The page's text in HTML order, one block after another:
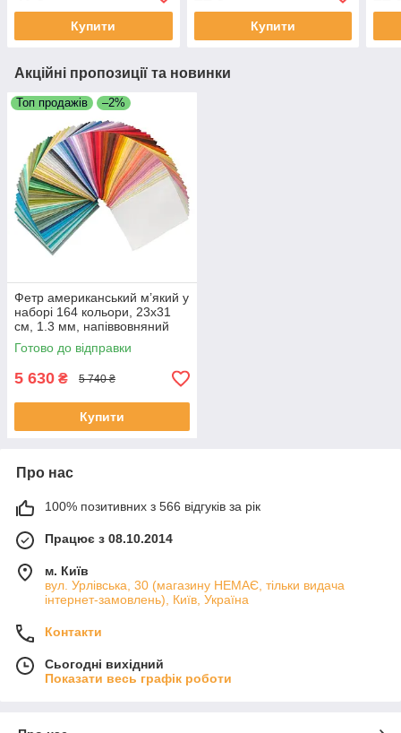
Купити Купити
Акційні пропозиції та новинки
Топ продажів –2%
Фетр американський м’який у
наборі 164 кольори, 23х31
см, 1.3 мм, напіввовняний
Готово до відправки
5 630 ₴ 5 740 ₴
Купити
Про нас
100% позитивних з 566 відгуків за рік
Працює з 08.10.2014
м. Київ
вул. Урлівська, 30 (магазину НЕМАЄ, тільки видача
інтернет-замовлень), Київ, Україна
Контакти
Сьогодні вихідний
Показати весь графік роботи